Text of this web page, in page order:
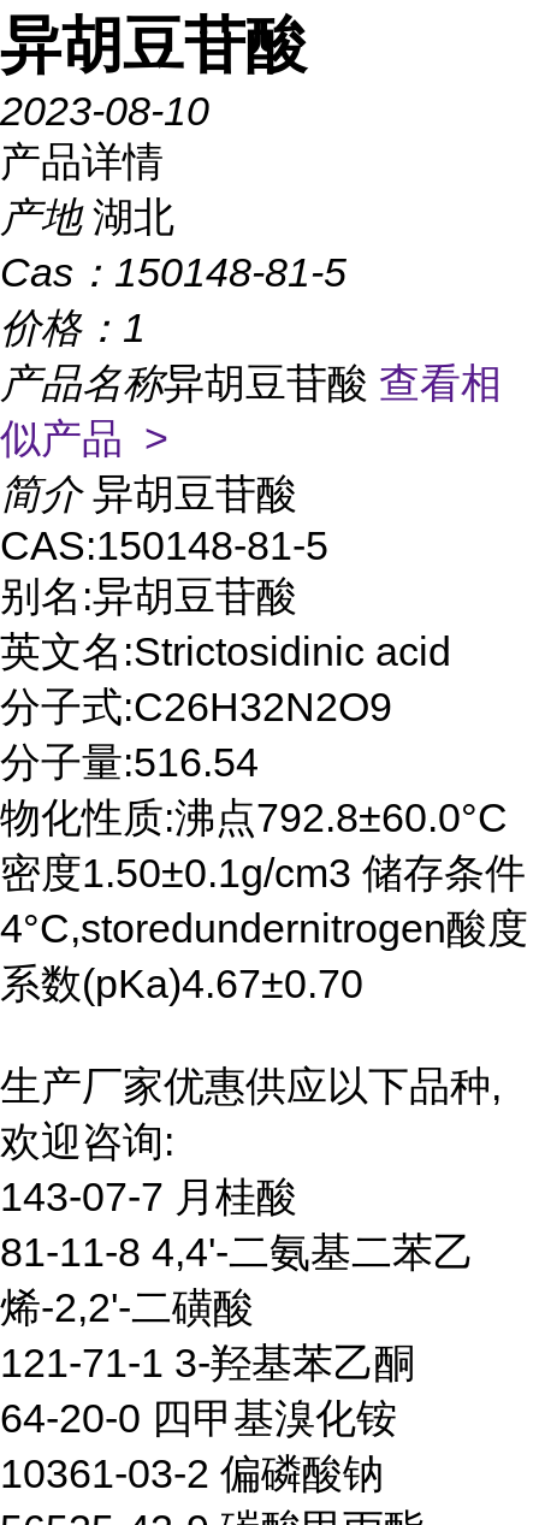
异胡豆苷酸
2023-08-10
产品详情
产地 湖北
Cas： 150148-81-5
价格： 1
产品名称异胡豆苷酸 查看相
似产品 >
简介 异胡豆苷酸
CAS:150148-81-5
别名:异胡豆苷酸
英文名:Strictosidinic acid
分子式:C26H32N2O9
分子量:516.54
物化性质:沸点792.8±60.0°C
密度1.50±0.1g/cm3 储存条件
4°C,storedundernitrogen酸度
系数(pKa)4.67±0.70
生产厂家优惠供应以下品种,
欢迎咨询:
143-07-7 月桂酸
81-11-8 4,4'-二氨基二苯乙
烯-2,2'-二磺酸
121-71-1 3-羟基苯乙酮
64-20-0 四甲基溴化铵
10361-03-2 偏磷酸钠